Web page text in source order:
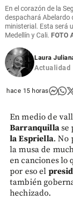
En el corazón de la
despachará Abelardo
ministerial. Esta será
Medellín y Cali. FOTO
Laura
Actualidad
hace 15 horas
En medio de
Barranquillase
la Espriella. No
la musa de
en canciones lo
por eso el
también
hechizado.